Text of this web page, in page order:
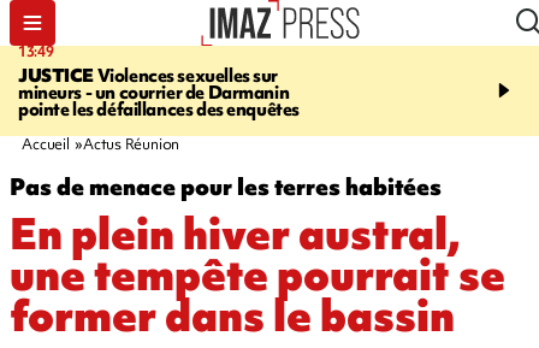
13:49
JUSTICEViolences sexuelles sur
mineurs - un courrier de Darmanin
pointe les défaillances des enquêtes
17:59
Corniche - la route du
Accueil Actus Réunion
Pas de menace pour les terres habitées
En plein hiver austral,
une tempête pourrait se
former dans le bassin